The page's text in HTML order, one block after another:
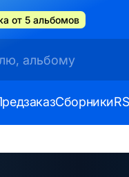
от 5 альбомов
Сборники